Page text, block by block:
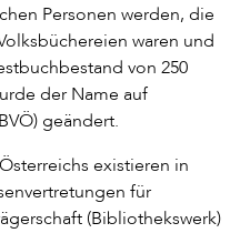
Personen werden, die
waren und
von 250
der Name auf
geändert.
existieren in
für
(Bibliothekswerk)